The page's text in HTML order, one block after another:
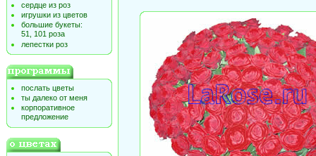
сердце из роз
игрушки из цветов
большие букеты:
51, 101 роза
лепестки роз
послать цветы
ты далеко от меня
корпоративное
предложение